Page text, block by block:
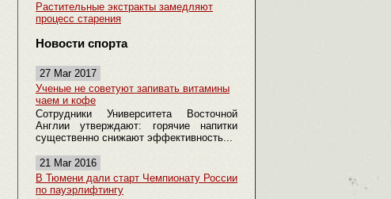
Растительные экстракты замедляют
процесс старения
Новости спорта
27 Mar 2017
Ученые не советуют запивать витамины
чаем и кофе
Сотрудники Университета Восточной
Англии утверждают: горячие напитки
существенно снижают эффективность...
21 Mar 2016
В Тюмени дали старт Чемпионату России
по пауэрлифтингу